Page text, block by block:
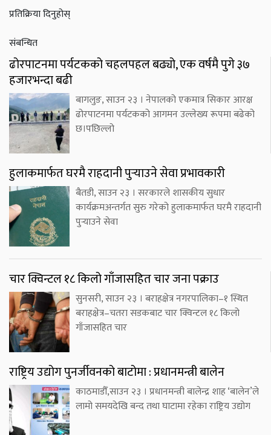
प्रतिक्रिया दिनुहोस्
संबन्धित
ढोरपाटनमा पर्यटकको चहलपहल बढ्यो, एक वर्षमै पुगे ३७
हजारभन्दा बढी
बागलुङ, साउन २३ । नेपालको एकमात्र सिकार आरक्ष
ढोरपाटनमा पर्यटकको आगमन उल्लेख्य रूपमा बढेको
छ।पछिल्लो
हुलाकमार्फत घरमै राहदानी पुर्‍याउने सेवा प्रभावकारी
बैतडी, साउन २३ । सरकारले शासकीय सुधार
कार्यक्रमअन्तर्गत सुरु गरेको हुलाकमार्फत घरमै राहदानी
पुर्‍याउने सेवा
चार क्विन्टल १८ किलो गाँजासहित चार जना पक्राउ
सुनसरी, साउन २३ । बराहक्षेत्र नगरपालिका–१ स्थित
बराहक्षेत्र–चतरा सडकबाट चार क्विन्टल १८ किलो
गाँजासहित चार
राष्ट्रिय उद्योग पुनर्जीवनको बाटोमा : प्रधानमन्त्री बालेन
काठमाडौँ,साउन २३ । प्रधानमन्त्री बालेन्द्र शाह ‘बालेन’ले
लामो समयदेखि बन्द तथा घाटामा रहेका राष्ट्रिय उद्योग